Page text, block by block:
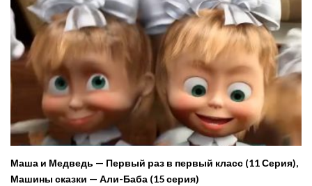
Маша и Медведь — Первый раз в первый класс (11 Серия),
Машины сказки — Али-Баба (15 серия)